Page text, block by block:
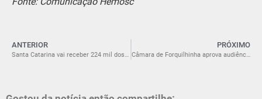
ANTERIOR
Santa Catarina vai receber 224 mil doses da vacina contra a gripe
PRÓXIMO
Câmara de Forquilhinha aprova audiência pública sobre abastecimento de água